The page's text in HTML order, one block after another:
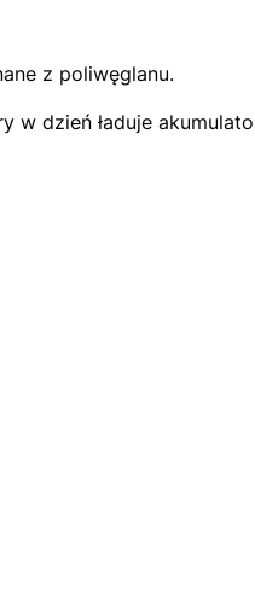
z poliwęglanu.
dzień ładuje